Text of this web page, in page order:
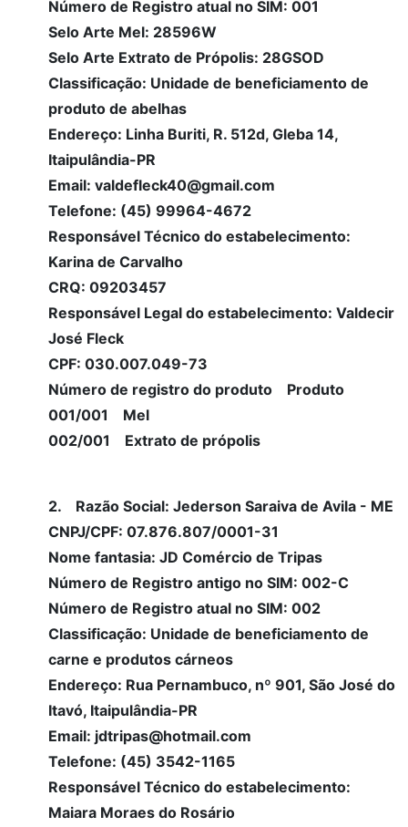
Número de Registro atual no SIM: 001
Selo Arte Mel: 28596W
Selo Arte Extrato de Própolis: 28GSOD
Classificação: Unidade de beneficiamento de
produto de abelhas
Endereço: Linha Buriti, R. 512d, Gleba 14,
Itaipulândia-PR
Email: valdefleck40@gmail.com
Telefone: (45) 99964-4672
Responsável Técnico do estabelecimento:
Karina de Carvalho
CRQ: 09203457
Responsável Legal do estabelecimento: Valdecir
José Fleck
CPF: 030.007.049-73
Número de registro do produto Produto
001/001 Mel
002/001 Extrato de própolis
2. Razão Social: Jederson Saraiva de Avila - ME
CNPJ/CPF: 07.876.807/0001-31
Nome fantasia: JD Comércio de Tripas
Número de Registro antigo no SIM: 002-C
Número de Registro atual no SIM: 002
Classificação: Unidade de beneficiamento de
carne e produtos cárneos
Endereço: Rua Pernambuco, nº 901, São José do
Itavó, Itaipulândia-PR
Email: jdtripas@hotmail.com
Telefone: (45) 3542-1165
Responsável Técnico do estabelecimento:
Maiara Moraes do Rosário